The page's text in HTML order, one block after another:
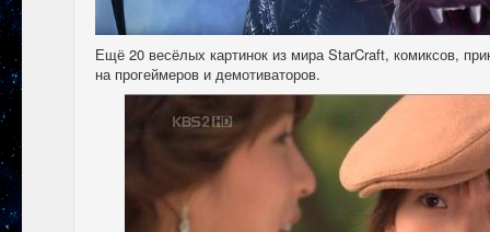
Ещё 20 весёлых картинок из мира StarCraft, комиксов,
на прогеймеров и демотиваторов.